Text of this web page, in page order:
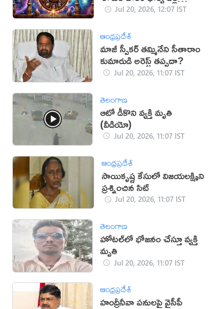
అదృష్టం!
Jul 20, 2026, 12:07 IST
ఆంధ్రప్రదేశ్
మాజీ స్పీకర్ తమ్మినేని సీతారాం
కుమారుడి అరెస్ట్ తప్పదా?
Jul 20, 2026, 11:07 IST
తెలంగాణ
ఆటో డీకొని వ్యక్తి మృతి
(వీడియో)
Jul 20, 2026, 11:07 IST
ఆంధ్రప్రదేశ్
సాయికృష్ణ కేసులో విజయలక్ష్మిని
ప్రశ్నించిన సిట్
Jul 20, 2026, 11:07 IST
తెలంగాణ
హోటల్‌లో భోజనం చేస్తూ వ్యక్తి
మృతి
Jul 20, 2026, 11:07 IST
ఆంధ్రప్రదేశ్
హంద్రీనీవా పనులపై వైసీపీ